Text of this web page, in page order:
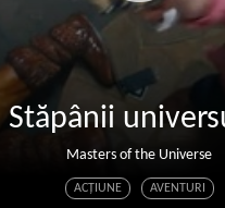
Stăpânii
Masters of the Universe
ACŢIUNE AVENTURI